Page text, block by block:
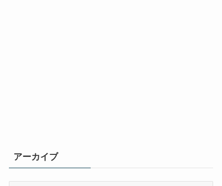
アーカイブ